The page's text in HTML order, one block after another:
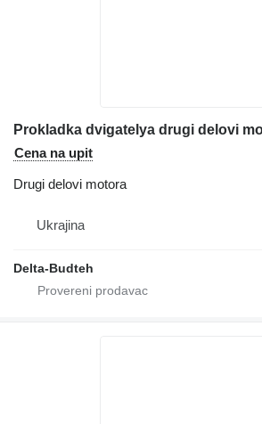
Cena na upit
Drugi delovi motora
Ukrajina
Delta-Budteh